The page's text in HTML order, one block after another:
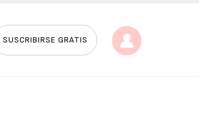
SUSCRIBIRSE GRATIS